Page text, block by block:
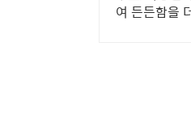
여 든든함을